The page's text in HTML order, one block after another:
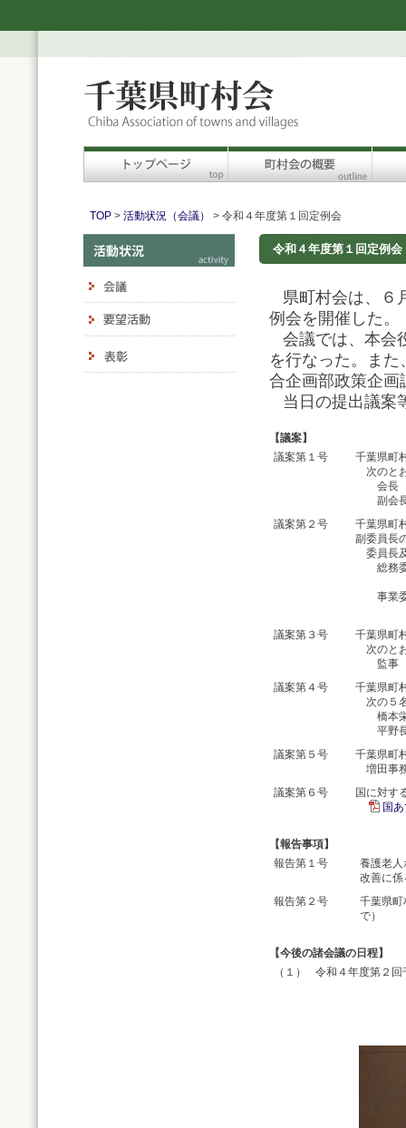
TOP> 活動状況（会議） > 令和４年度第１回定例会
令和４年度第１回定例会
県町村会は、６
例会を開催した。
会議では、本会
を行なった。ま
合企画部政策企画
当日の提出議案
【議案】
議案第１号
千葉県町
次のと
会長
副会長
議案第２号
千葉県町
副委員長
委員長
総務委
事業委
議案第３号
千葉県町
次のと
監事 小
議案第４号
千葉県町
次の５
橋本栄
平野長
議案第５号
千葉県町
増田事
議案第６号
国に対す
国
【報告事項】
報告第１号
養護老人
改善に係
報告第２号
千葉県町
で）
【今後の諸会議の日程】
（１）
令和４年度第２